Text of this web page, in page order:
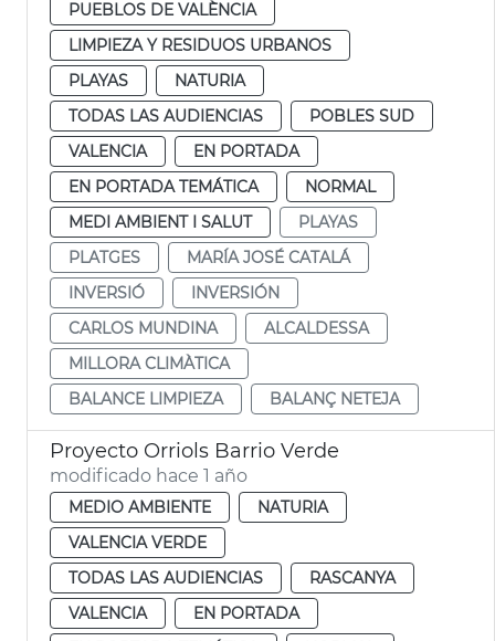
PUEBLOS DE VALÈNCIA
LIMPIEZA Y RESIDUOS URBANOS
PLAYAS
NATURIA
TODAS LAS AUDIENCIAS
POBLES SUD
VALENCIA
EN PORTADA
EN PORTADA TEMÁTICA
NORMAL
MEDI AMBIENT I SALUT
PLAYAS
PLATGES
MARÍA JOSÉ CATALÁ
INVERSIÓ
INVERSIÓN
CARLOS MUNDINA
ALCALDESSA
MILLORA CLIMÀTICA
BALANCE LIMPIEZA
BALANÇ NETEJA
Proyecto Orriols Barrio Verde
modificado hace 1 año
MEDIO AMBIENTE
NATURIA
VALENCIA VERDE
TODAS LAS AUDIENCIAS
RASCANYA
VALENCIA
EN PORTADA